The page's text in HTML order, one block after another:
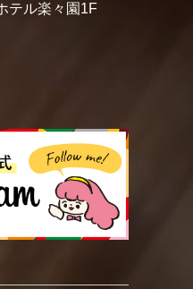
テル楽々園1F